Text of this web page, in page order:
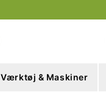
Værktøj & Maskiner